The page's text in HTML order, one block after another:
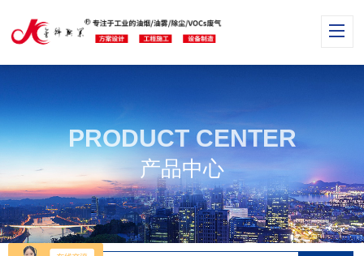
PRODUCT CENTER
产品中心